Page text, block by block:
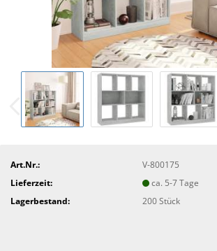
Art.Nr.:
V-800175
Lieferzeit:
ca. 5-7 Tage
Lagerbestand:
200Stück